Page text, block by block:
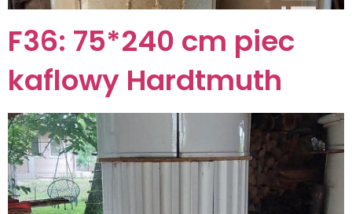
F36: 75*240 cm piec
kaflowy Hardtmuth